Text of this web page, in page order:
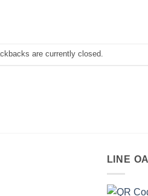
are currently closed.
LINE